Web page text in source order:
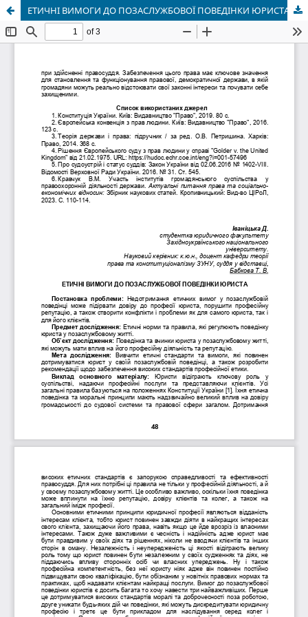
ЕТИЧНІ ВИМОГИ ДО ПОЗАСЛУЖБОВОЇ ПОВЕДІНКИ ЮРИСТА